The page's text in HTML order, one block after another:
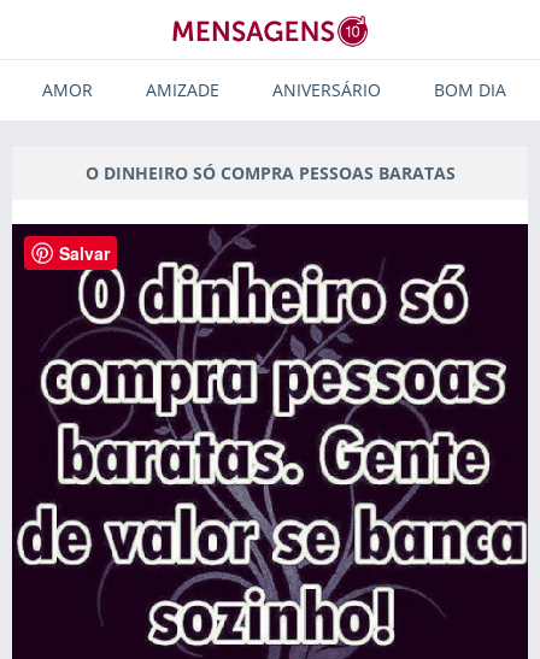
AMOR AMIZADE ANIVERSÁRIO BOM DIA
O DINHEIRO SÓ COMPRA PESSOAS BARATAS
Salvar